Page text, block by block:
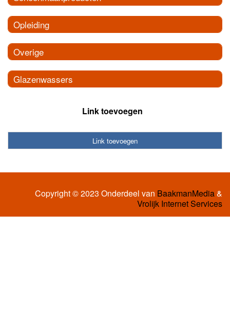
Opleiding
Overige
Glazenwassers
Link toevoegen
Link toevoegen
Copyright © 2023 Onderdeel van BaakmanMedia&
Vrolijk Internet Services